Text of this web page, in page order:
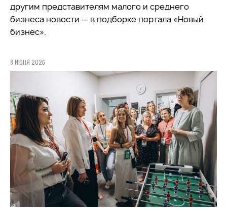
другим представителям малого и среднего
бизнеса новости — в подборке портала «Новый
бизнес».
8 ИЮНЯ 2026